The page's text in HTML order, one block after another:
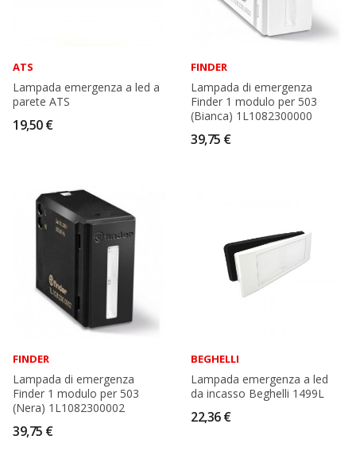
ATS
Lampada emergenza a led a
parete ATS
19,50 €
FINDER
Lampada di emergenza
Finder 1 modulo per 503
(Bianca) 1L1082300000
39,75 €
FINDER
Lampada di emergenza
Finder 1 modulo per 503
(Nera) 1L1082300002
39,75 €
BEGHELLI
Lampada emergenza a led
da incasso Beghelli 1499L
22,36 €